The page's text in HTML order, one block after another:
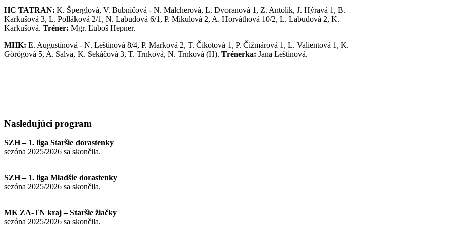
HC TATRAN: K. Šperglová, V. Bubničová - N. Malcherová, L. Dvoranová 1, Z. Antolik, J. Hýravá 1, B.
Karkušová 3, L. Polláková 2/1, N. Labudová 6/1, P. Mikulová 2, A. Horváthová 10/2, L. Labudová 2, K.
Karkušová. Tréner: Mgr. Ľuboš Hepner.
MHK: E. Augustínová - N. Leštinová 8/4, P. Marková 2, T. Čikotová 1, P. Čižmárová 1, L. Valientová 1, K.
Görögová 5, A. Salva, K. Sekáčová 3, T. Trnková, N. Trnková (H). Trénerka: Jana Leštinová.
Nasledujúci program
SZH – 1. liga Staršie dorastenky
sezóna 2025/2026 sa skončila.
SZH – 1. liga Mladšie dorastenky
sezóna 2025/2026 sa skončila.
MK ZA-TN kraj – Staršie žiačky
sezóna 2025/2026 sa skončila.